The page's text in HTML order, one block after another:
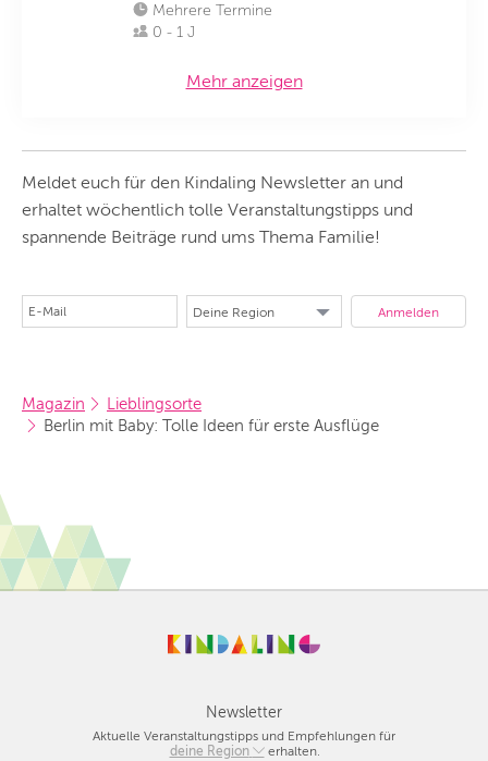
Mehrere Termine
0 - 1 J
Mehr anzeigen
Meldet euch für den Kindaling Newsletter an und
erhaltet wöchentlich tolle Veranstaltungstipps und
spannende Beiträge rund ums Thema Familie!
Magazin
Lieblingsorte
Berlin mit Baby: Tolle Ideen für erste Ausflüge
Newsletter
Aktuelle Veranstaltungstipps und Empfehlungen für
deine Region
Berlin
erhalten.